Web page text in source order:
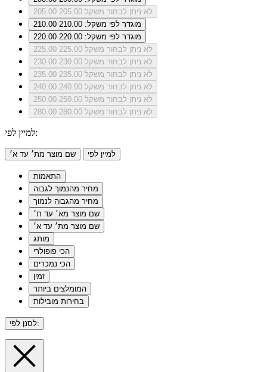
205.00
לא ניתן לבחור משקל 205.00
210.00
מוגדר לפי משקל: 210.00
220.00
מוגדר לפי משקל: 220.00
225.00
לא ניתן לבחור משקל 225.00
230.00
לא ניתן לבחור משקל 230.00
235.00
לא ניתן לבחור משקל 235.00
240.00
לא ניתן לבחור משקל 240.00
250.00
לא ניתן לבחור משקל 250.00
280.00
לא ניתן לבחור משקל 280.00
למיין לפי:
שם מוצר מת׳ עד א׳ למיין לפי
התאמות
מחיר מהנמוך לגבוה
מחיר מהגבוה לנמוך
שם מוצר מא׳ עד ת׳
שם מוצר מת׳ עד א׳
מותג
הכי פופולרי
הכי נמכרים
זמין
המומלצים ביותר
בחירות מובילות
לסנן לפי: